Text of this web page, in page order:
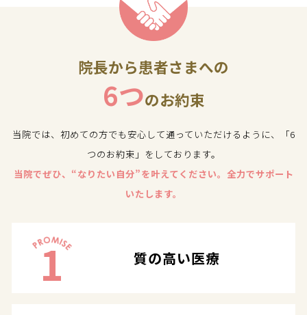
院長から患者さまへの
6つのお約束
当院では、初めての方でも安心して通っていただけるように、「6
つのお約束」をしております。
当院でぜひ、“なりたい自分”を叶えてください。全力でサポート
いたします。
1 質の高い医療